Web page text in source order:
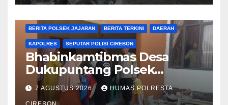
BERITA POLSEK JAJARAN BERITA TERKINI DAERAH
KAPOLRES SEPUTAR POLISI CIREBON
Bhabinkamtibmas Desa
Dukupuntang Polsek
Dukupuntang, Laksanakan
Sambang Dialogis Dengan
7 AGUSTUS 2026 HUMAS POLRESTA